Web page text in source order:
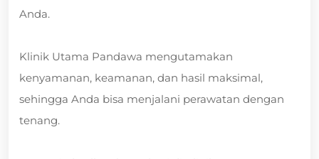
Anda.
Klinik Utama Pandawa mengutamakan
kenyamanan, keamanan, dan hasil maksimal,
sehingga Anda bisa menjalani perawatan dengan
tenang.